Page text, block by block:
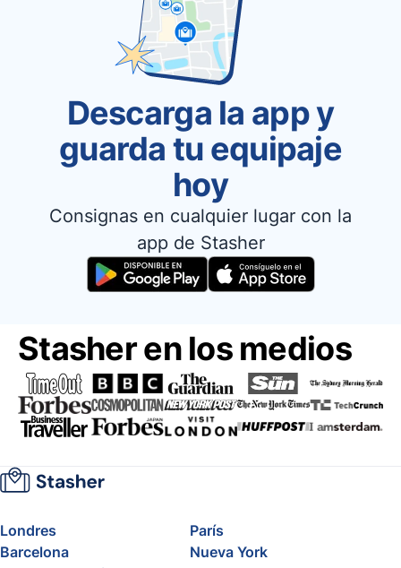
Descarga la app y
guarda tu equipaje
hoy
Consignas en cualquier lugar con la
app de Stasher
Stasher en los medios
Londres
París
Barcelona
Nueva York